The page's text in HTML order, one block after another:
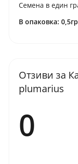
Семена в един
В опаковка: 0,5гр
Отзиви за
plumarius
0